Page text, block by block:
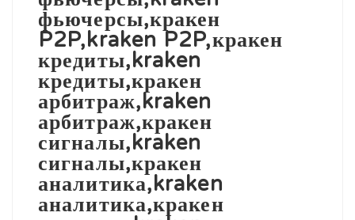
фьючерсы,кракен
P2P,kraken P2P,кракен
кредиты,kraken
кредиты,кракен
арбитраж,kraken
арбитраж,кракен
сигналы,kraken
сигналы,кракен
аналитика,kraken
аналитика,кракен